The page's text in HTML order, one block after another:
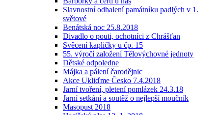
Slavnostní odhalení památníku padlých v 1.
světové
Benátská noc 25.8.2018
Divadlo o pouti, ochotníci z Chrášťan
Svěcení kapličky u čp. 15
55. výročí založení Tělovýchovné jednoty
Dětské odpoledne
Májka a pálení čarodějnic
Akce Ukliďme Česko 7.4.2018
Jarní tvoření, pletení pomlázek 24.3.18
Jarní setkání a soutěž o nejlepší moučník
Masopust 2018